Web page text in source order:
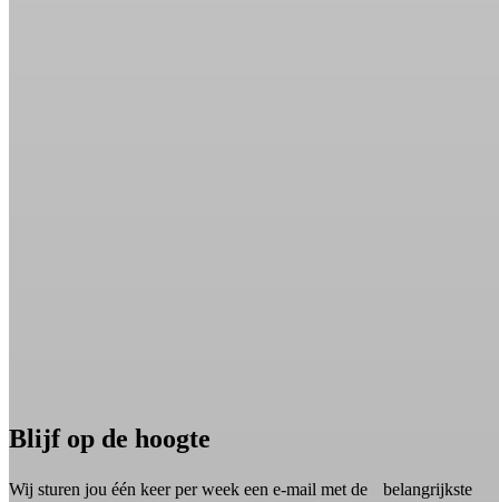
Blijf op de hoogte
Wij sturen jou één keer per week een e-mail met de belangrijkste